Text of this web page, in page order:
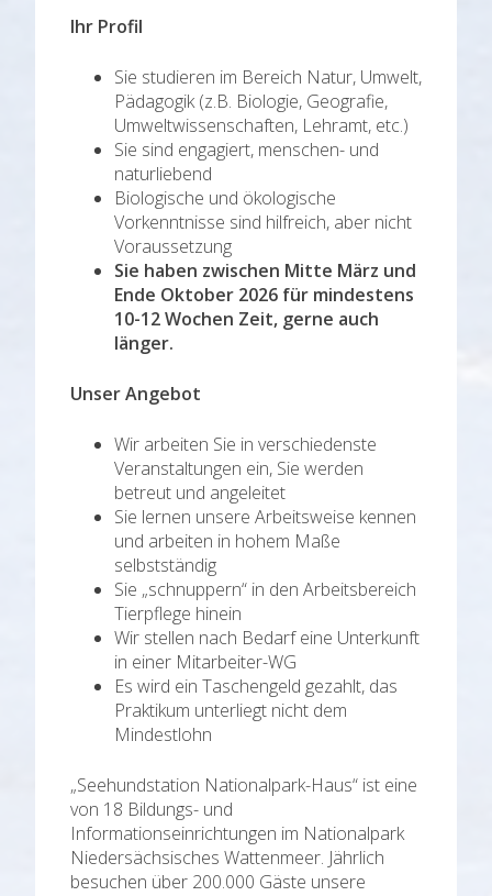
Ihr Profil
Sie studieren im Bereich Natur, Umwelt,
Pädagogik (z.B. Biologie, Geografie,
Umweltwissenschaften, Lehramt, etc.)
Sie sind engagiert, menschen- und
naturliebend
Biologische und ökologische
Vorkenntnisse sind hilfreich, aber nicht
Voraussetzung
Sie haben zwischen Mitte März und
Ende Oktober 2026 für mindestens
10-12 Wochen Zeit, gerne auch
länger.
Unser Angebot
Wir arbeiten Sie in verschiedenste
Veranstaltungen ein, Sie werden
betreut und angeleitet
Sie lernen unsere Arbeitsweise kennen
und arbeiten in hohem Maße
selbstständig
Sie „schnuppern“ in den Arbeitsbereich
Tierpflege hinein
Wir stellen nach Bedarf eine Unterkunft
in einer Mitarbeiter-WG
Es wird ein Taschengeld gezahlt, das
Praktikum unterliegt nicht dem
Mindestlohn
„Seehundstation Nationalpark-Haus“ ist eine
von 18 Bildungs- und
Informationseinrichtungen im Nationalpark
Niedersächsisches Wattenmeer. Jährlich
besuchen über 200.000 Gäste unsere